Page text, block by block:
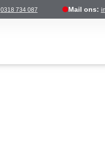
0318 734 087 Mail ons: